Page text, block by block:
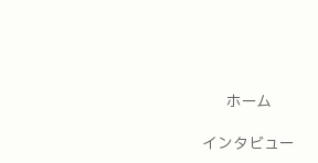
ホーム
インタビュー